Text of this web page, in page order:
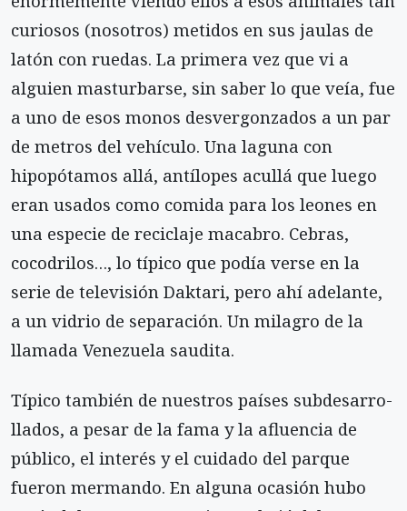
curiosos (nosotros) metidos en sus jaulas de
latón con ruedas. La primera vez que vi a
alguien masturbarse, sin saber lo que veía, fue
a uno de esos monos desvergonzados a un par
de metros del ve­hículo. Una laguna con
hipopótamos allá, antílopes acullá que luego
eran usados como comida para los leones en
una especie de reciclaje macabro. Cebras,
cocodrilos…, lo típico que podía verse en la
serie de televisión Daktari, pero ahí adelante,
a un vidrio de separación. Un milagro de la
llamada Venezuela saudita.
Típico también de nuestros países subdesarro­
llados, a pesar de la fama y la afluencia de
público, el interés y el cuidado del parque
fueron mermando. En alguna ocasión hubo